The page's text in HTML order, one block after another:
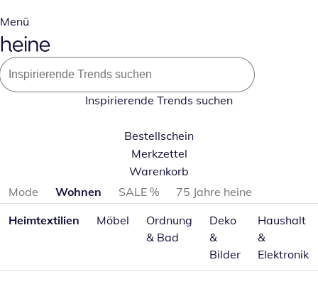
Menü
Inspirierende Trends suchen
Bestellschein
Merkzettel
Warenkorb
Produktkategorien überspringen
Mode Wohnen SALE %
75 Jahre heine
Heimtextilien
Möbel
Ordnung
& Bad
Deko
&
Bilder
Haushalt
&
Elektronik